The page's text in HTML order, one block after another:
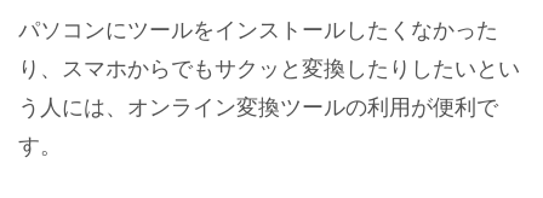
パソコンにツールをインストールしたくなかった
り、スマホからでもサクッと変換したりしたいとい
う人には、オンライン変換ツールの利用が便利で
す。